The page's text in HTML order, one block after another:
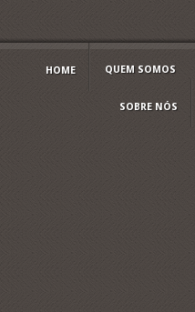
HOME QUEM SOMOS
SOBRE NÓS